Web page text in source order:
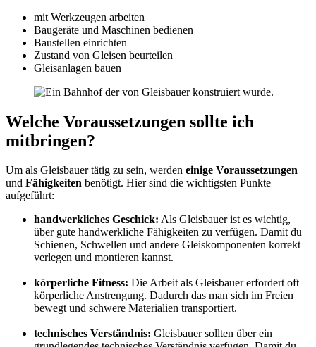
mit Werkzeugen arbeiten
Baugeräte und Maschinen bedienen
Baustellen einrichten
Zustand von Gleisen beurteilen
Gleisanlagen bauen
Welche Voraussetzungen sollte ich
mitbringen?
Um als Gleisbauer tätig zu sein, werden einige Voraussetzungen
und Fähigkeiten benötigt. Hier sind die wichtigsten Punkte
aufgeführt:
handwerkliches Geschick: Als Gleisbauer ist es wichtig,
über gute handwerkliche Fähigkeiten zu verfügen. Damit du
Schienen, Schwellen und andere Gleiskomponenten korrekt
verlegen und montieren kannst.
körperliche Fitness: Die Arbeit als Gleisbauer erfordert oft
körperliche Anstrengung. Dadurch das man sich im Freien
bewegt und schwere Materialien transportiert.
technisches Verständnis: Gleisbauer sollten über ein